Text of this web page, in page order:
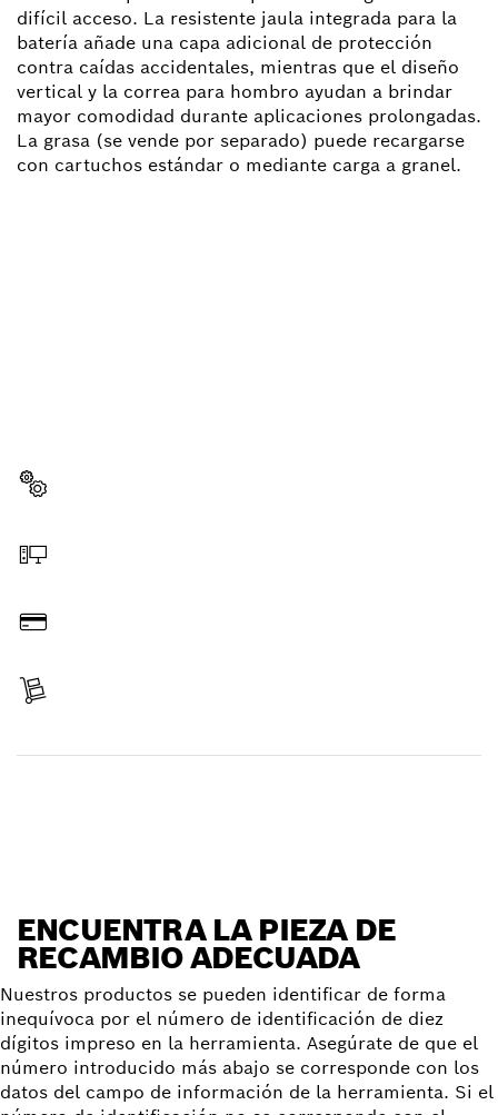
difícil acceso. La resistente jaula integrada para la
batería añade una capa adicional de protección
contra caídas accidentales, mientras que el diseño
vertical y la correa para hombro ayudan a brindar
mayor comodidad durante aplicaciones prolongadas.
La grasa (se vende por separado) puede recargarse
con cartuchos estándar o mediante carga a granel.
ENCUENTRA LA PIEZA DE
RECAMBIO ADECUADA
Nuestros productos se pueden identificar de forma
inequívoca por el número de identificación de diez
dígitos impreso en la herramienta. Asegúrate de que el
número introducido más abajo se corresponde con los
datos del campo de información de la herramienta. Si el